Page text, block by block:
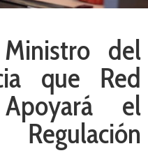
del
que Red
el